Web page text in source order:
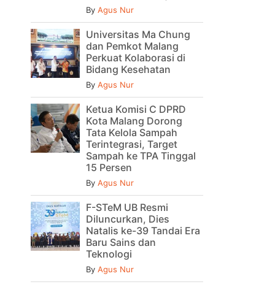
By Agus Nur
Universitas Ma Chung
dan Pemkot Malang
Perkuat Kolaborasi di
Bidang Kesehatan
By Agus Nur
Ketua Komisi C DPRD
Kota Malang Dorong
Tata Kelola Sampah
Terintegrasi, Target
Sampah ke TPA Tinggal
15 Persen
By Agus Nur
F-STeM UB Resmi
Diluncurkan, Dies
Natalis ke-39 Tandai Era
Baru Sains dan
Teknologi
By Agus Nur